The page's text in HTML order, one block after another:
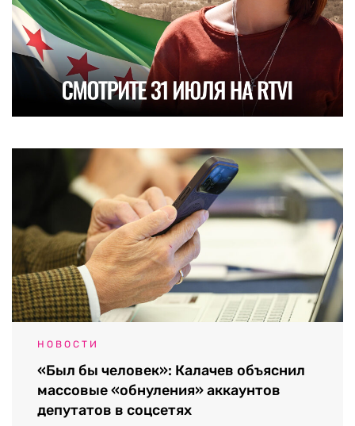
НОВОСТИ
«Был бы человек»: Калачев объяснил
массовые «обнуления» аккаунтов
депутатов в соцсетях